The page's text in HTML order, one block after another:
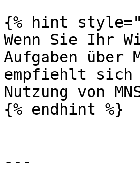
{% hint
Wenn Sie Ihr
Aufgaben über
empfiehlt sich
Nutzung von
{% endhint %}
---